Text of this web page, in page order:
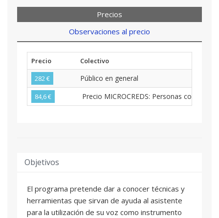
Precios
Observaciones al precio
Precio
Colectivo
282 €
Público en general
84,6 € Precio MICROCREDS: Personas con
Objetivos
El programa pretende dar a conocer técnicas y
herramientas que sirvan de ayuda al asistente
para la utilización de su voz como instrumento